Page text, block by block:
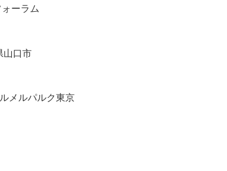
ーラム
口市
ルパルク東京